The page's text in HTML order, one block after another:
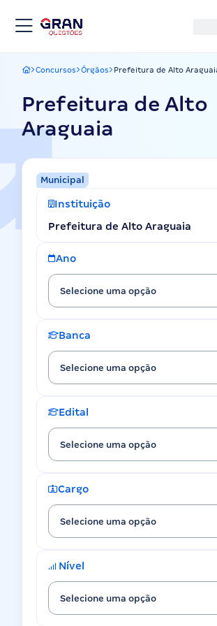
Gran Questões
Concursos Órgãos Prefeitura de Alto
Prefeitura de Alto
Araguaia
Municipal
Instituição
Prefeitura de Alto Araguaia
Ano
Selecione uma opção
Banca
Selecione uma opção
Edital
Selecione uma opção
Cargo
Selecione uma opção
Nível
Selecione uma opção